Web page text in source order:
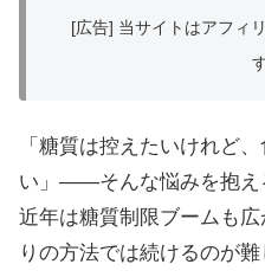
[広告] 当サイトはアフィ
「糖質は控えたいけれど
い」——そんな悩みを抱え
近年は糖質制限ブームも
りの方法では続けるのが難